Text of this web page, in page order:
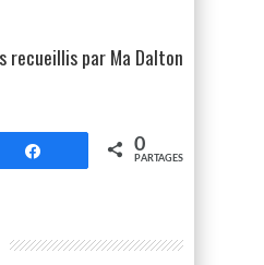
recueillis par Ma Dalton
Partagez 0
PARTAGES